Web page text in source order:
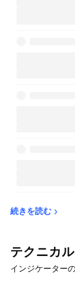
続きを読む
テクニカル
インジケーター